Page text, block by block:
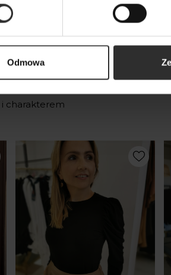
Odmowa
charakterem